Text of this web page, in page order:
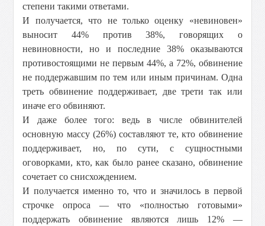
степени такими ответами.
И получается, что не только оценку «невиновен»
выносит 44% против 38%, говорящих о
невиновности, но и последние 38% оказываются
противостоящими не первым 44%, а 72%, обвинение
не поддержавшим по тем или иным причинам. Одна
треть обвинение поддерживает, две трети так или
иначе его обвиняют.
И даже более того: ведь в числе обвинителей
основную массу (26%) составляют те, кто обвинение
поддерживает, но, по сути, с сущностными
оговорками, кто, как было ранее сказано, обвинение
сочетает со снисхождением.
И получается именно то, что и значилось в первой
строчке опроса — что «полностью готовыми»
поддержать обвинение являются лишь 12% —